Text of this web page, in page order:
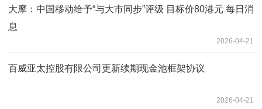
大摩：中国移动给予“与大市同步”评级 目标价80港元 每日消
息
2026-04-21
百威亚太控股有限公司更新续期现金池框架协议
2026-04-21